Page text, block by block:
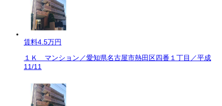
賃料4.5万円
１Ｋ マンション／愛知県名古屋市熱田区四番１丁目／平成
11/11